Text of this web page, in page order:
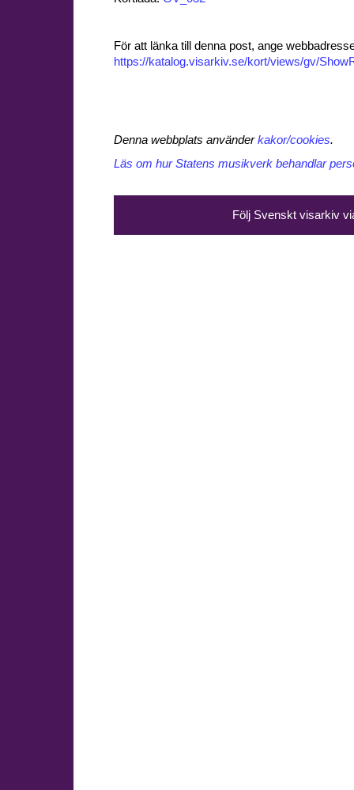
För att länka till denna post, ange
https://katalog.visarkiv.se/kort/views/gv/
Denna webbplats använderkakor/cookies.
Läs om hur Statens musikverk behandlar
Följ Svenskt visarkiv